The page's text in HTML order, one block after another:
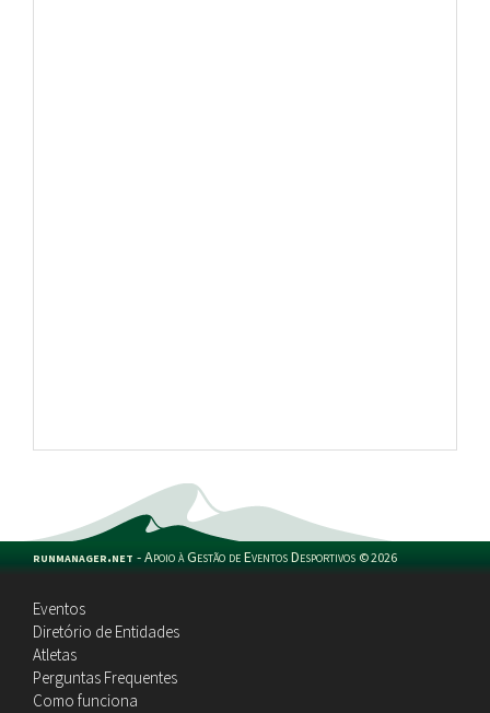
runmanager.net -Apoio à Gestão de Eventos Desportivos ©2026
Eventos
Diretório de Entidades
Atletas
Perguntas Frequentes
Como funciona